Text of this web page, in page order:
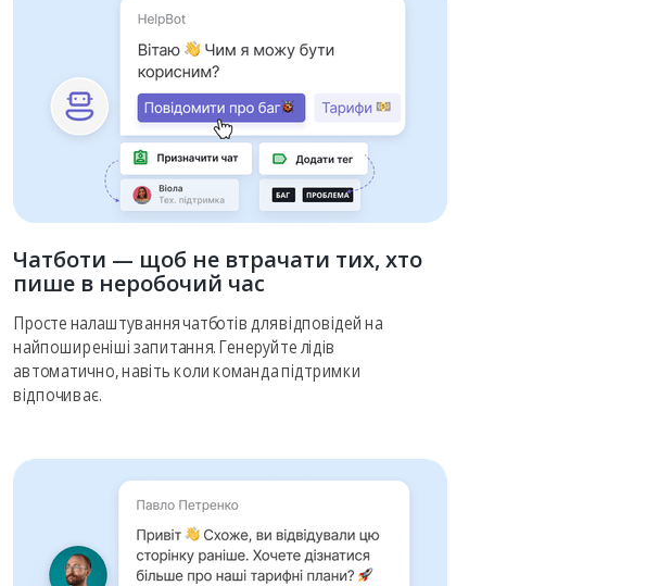
Просте налаштування чатботів для відповідей на
найпоширеніші запитання. Генеруйте лідів
автоматично, навіть коли команда підтримки
відпочиває.
Чатботи — щоб не втрачати тих, хто
пише в неробочий час